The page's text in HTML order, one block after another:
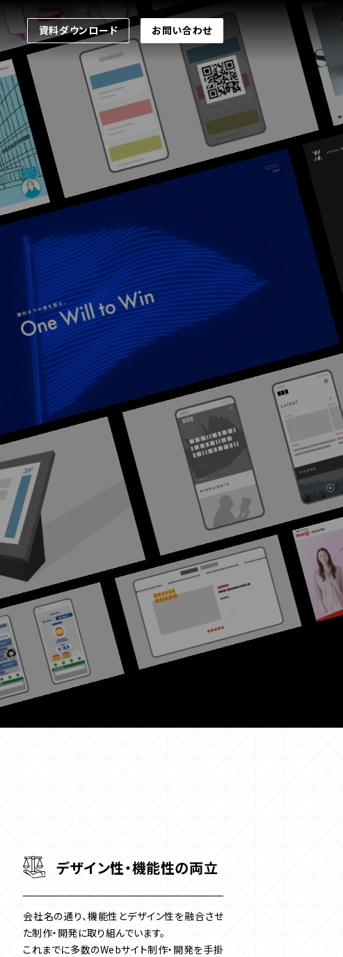
資料ダウンロード
資料ダウンロード
お問い合わせ
お問い合わせ
デザイン性・機能性の両立
会社名の通り、機能性とデザイン性を融合させ
た制作・開発に取り組んでいます。
これまでに多数のWebサイト制作・開発を手掛